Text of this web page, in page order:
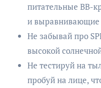
питательные BB-
и
Не забывай про
высокой
Не тестируй на
пробуй на лице,